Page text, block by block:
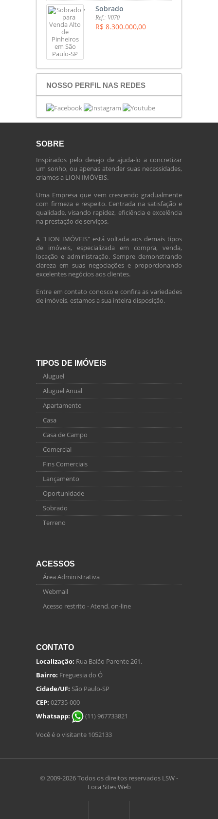
, Sobrado
Ref.: V070
R$ 8.300.000,00
NOSSO PERFIL NAS REDES
SOBRE
Inspirados pelo desejo de ajuda-lo a concretizar
um sonho, ou apenas atender suas necessidades,
criamos a LION IMÓVEIS.
Uma Empresa que vem crescendo gradualmente
com firmeza e respeito. Centrada na satisfação e
qualidade, visando rapidez, eficiência e excelência
na prestação de serviços.
A "LION IMÓVEIS" está voltada aos demais tipos
de imóveis, especializada em compra, venda,
locação e administração. Sempre demonstrando
clareza em suas negociações e proporcionando
excelentes negócios aos clientes.
Entre em contato conosco e confira as variedades
de imóveis, estamos a sua inteira disposição.
TIPOS DE IMÓVEIS
Aluguel
Aluguel Anual
Apartamento
Casa
Casa de Campo
Comercial
Fins Comerciais
Lançamento
Oportunidade
Sobrado
Terreno
ACESSOS
Área Administrativa
Webmail
Acesso restrito - Atend. on-line
CONTATO
Localização: Rua Baião Parente 261.
Bairro: Freguesia do Ó
Cidade/UF: São Paulo-SP
CEP: 02735-000
Whatsapp:
(11) 967733821
Você é o visitante 1052133
© 2009-2026 Todos os direitos reservados LSW -
Loca Sites Web